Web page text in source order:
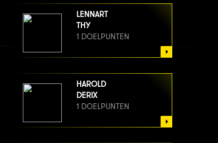
LENNART
THY
1 DOELPUNTEN
HAROLD
DERIX
1 DOELPUNTEN